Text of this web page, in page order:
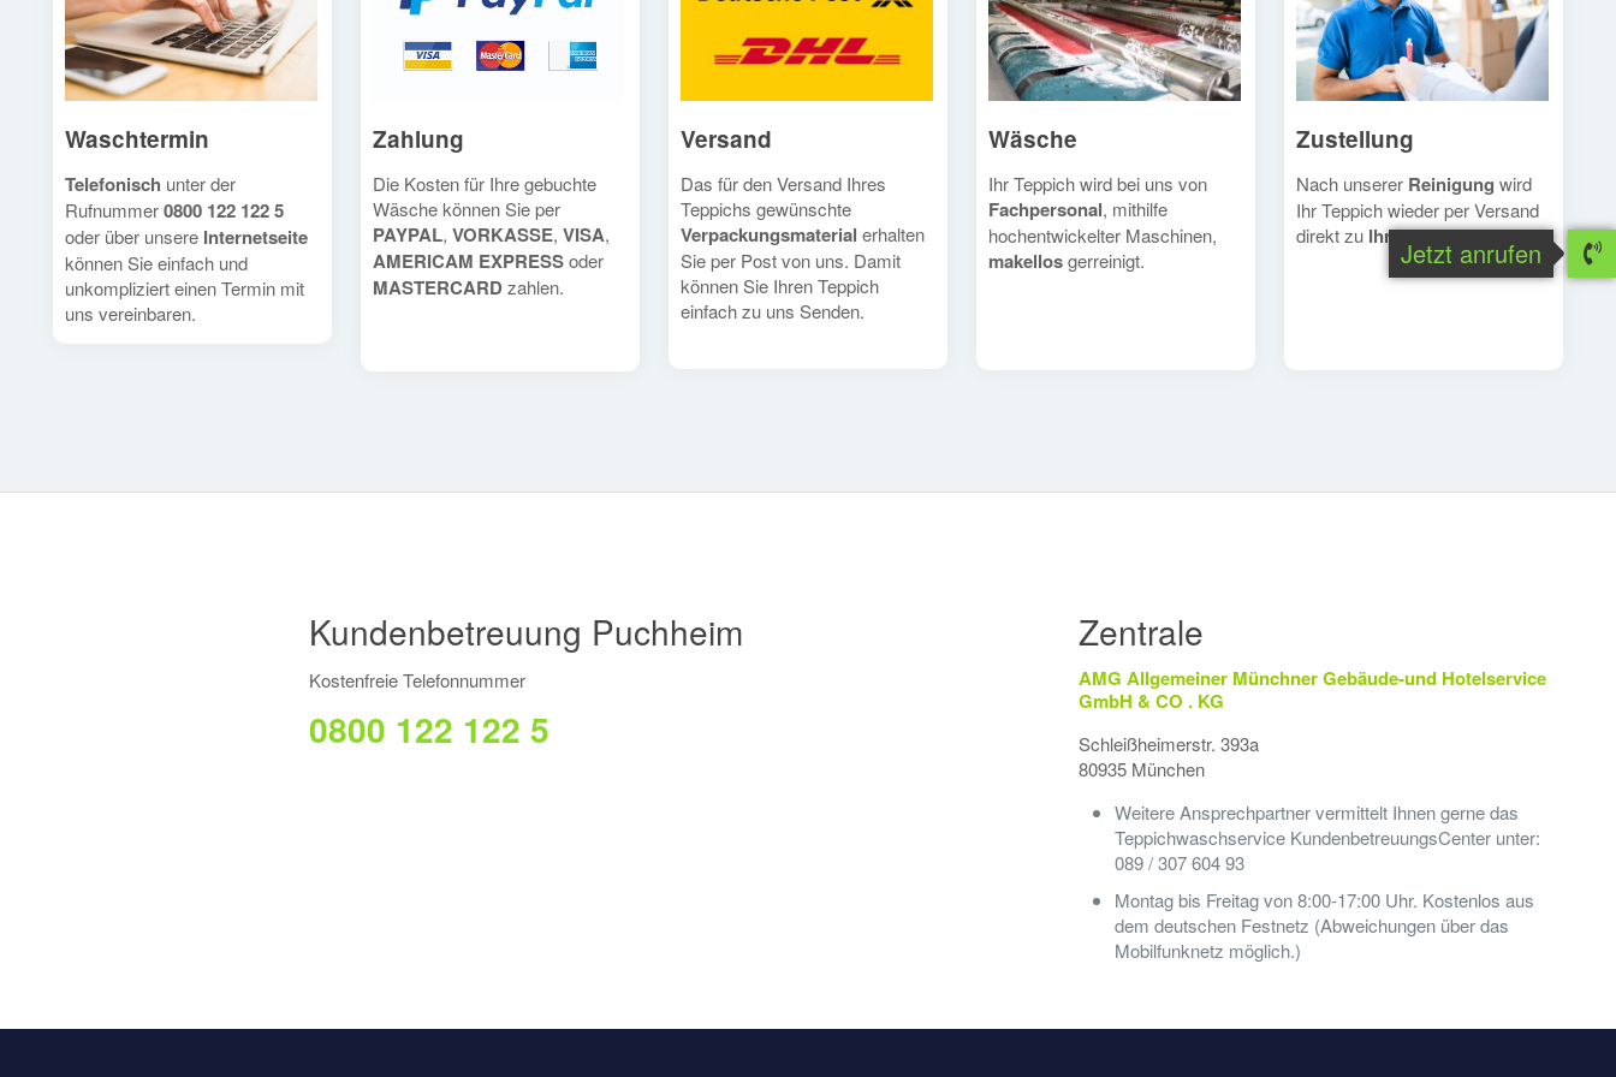
Waschtermin
Telefonisch unter der
Rufnummer0800 122 122 5
oder über unsere Internetseite
können Sie einfach und
unkompliziert einen Termin mit
uns vereinbaren.
Zahlung
Die Kosten für Ihre gebuchte
Wäsche können Sie per
PAYPAL, VORKASSE, VISA,
AMERICAM EXPRESSoder
MASTERCARDzahlen.
Versand
Das für den Versand Ihres
Teppichs gewünschte
Verpackungsmaterial erhalten
Sie per Post von uns. Damit
können Sie Ihren Teppich
einfach zu uns Senden.
Wäsche
Ihr Teppich wird bei uns von
Fachpersonal, mithilfe
hochentwickelter Maschinen,
makellosgerreinigt.
Zustellung
Nach unserer Reinigung wird
Ihr Teppich wieder per Versand
direkt zu Ihnengeschickt.
Kundenbetreuung Puchheim
Kostenfreie Telefonnummer
0800 122 122 5
Zentrale
AMG Allgemeiner Münchner Gebäude-und Hotelservice
GmbH & CO . KG
Schleißheimerstr. 393a
80935 München
Weitere Ansprechpartner vermittelt Ihnen gerne das
Teppichwaschservice KundenbetreuungsCenter unter:
089 / 307 604 93
Montag bis Freitag von 8:00-17:00 Uhr. Kostenlos aus
dem deutschen Festnetz (Abweichungen über das
Mobilfunknetz möglich.)
Jetzt anrufen